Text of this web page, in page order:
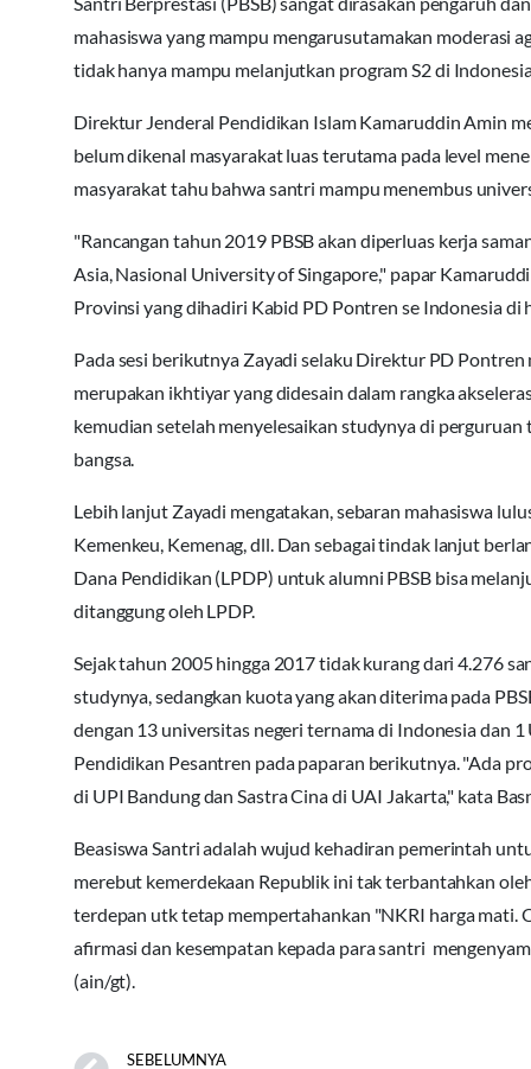
mahasiswa yang mampu mengarusutamakan moderasi
tidak hanya mampu melanjutkan program S2 di
Direktur Jenderal Pendidikan Islam Kamaruddin Amin
belum dikenal masyarakat luas terutama pada level
masyarakat tahu bahwa santri mampu menembus
"Rancangan tahun 2019 PBSB akan diperluas kerja
Asia, Nasional University of Singapore," papar
Provinsi yang dihadiri Kabid PD Pontren se Indonesia di
Pada sesi berikutnya Zayadi selaku Direktur PD
merupakan ikhtiyar yang didesain dalam rangka
kemudian setelah menyelesaikan studynya di
bangsa.
Lebih lanjut Zayadi mengatakan, sebaran mahasiswa
Kemenkeu, Kemenag, dll. Dan sebagai tindak lanjut
Dana Pendidikan (LPDP) untuk alumni PBSB bisa
ditanggung oleh LPDP.
Sejak tahun 2005 hingga 2017 tidak kurang dari 4.276
studynya, sedangkan kuota yang akan diterima pada
dengan 13 universitas negeri ternama di Indonesia dan
Pendidikan Pesantren pada paparan berikutnya. "Ada
di UPI Bandung dan Sastra Cina di UAI Jakarta," kata
‎Beasiswa Santri adalah wujud kehadiran pemerintah
merebut kemerdekaan Republik ini tak terbantahkan
terdepan utk tetap mempertahankan "NKRI harga mati.
afirmasi dan kesempatan kepada para santri
(ain/gt).
SEBELUMNYA